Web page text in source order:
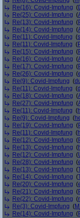
Re(16): Covid-Impfung (
Re(25): Covid-Impfung (
Re(13): Covid-Impfung (
Re(14): Covid-Impfung (
Re(11): Covid-Impfung (
Re(11): Covid-Impfung (
Re(15): Covid-Impfung (
Re(16): Covid-Impfung (
Re(17): Covid-Impfung (
Re(26): Covid-Impfung (
Re(9): Covid-Impfung (
Re(11): Covid-Impfung (
Re(18): Covid-Impfung (
Re(27): Covid-Impfung (
Re(11): Covid-Impfung (
Re(9): Covid-Impfung (
Re(19): Covid-Impfung (
Re(11): Covid-Impfung (
Re(12): Covid-Impfung (
Re(13): Covid-Impfung (
Re(12): Covid-Impfung (
Re(28): Covid-Impfung (
Re(13): Covid-Impfung (
Re(14): Covid-Impfung (
Re(20): Covid-Impfung (
Re(21): Covid-Impfung (
Re(22): Covid-Impfung (
Re(3): Covid-Impfung (
Re(14): Covid-Impfung (